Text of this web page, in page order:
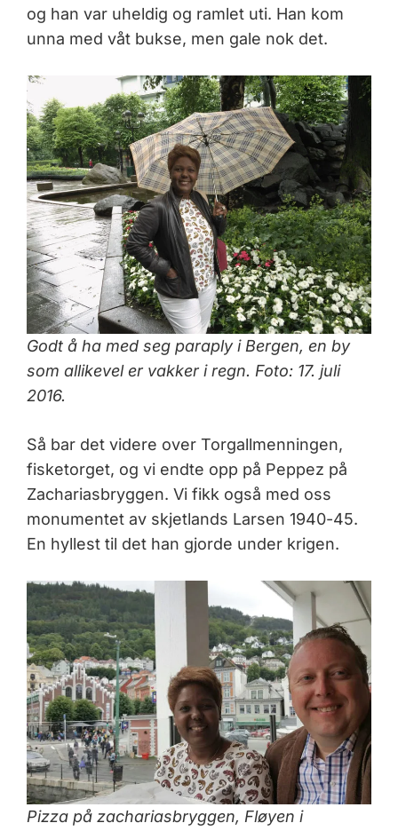
og han var uheldig og ramlet uti. Han kom
unna med våt bukse, men gale nok det.
Godt å ha med seg paraply i Bergen, en by
som allikevel er vakker i regn. Foto: 17. juli
2016.
Så bar det videre over Torgallmenningen,
fisketorget, og vi endte opp på Peppez på
Zachariasbryggen. Vi fikk også med oss
monumentet av skjetlands Larsen 1940-45.
En hyllest til det han gjorde under krigen.
Pizza på zachariasbryggen, Fløyen i